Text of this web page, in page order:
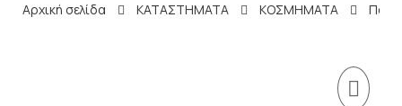
Αρχική σελίδα ΚΑΤΑΣΤΗΜΑΤΑ ΚΟΣΜΗΜΑΤΑ